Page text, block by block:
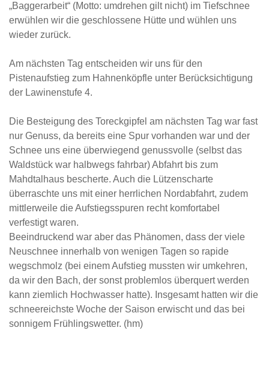
„Baggerarbeit“ (Motto: umdrehen gilt nicht) im Tiefschnee
erwühlen wir die geschlossene Hütte und wühlen uns
wieder zurück.
Am nächsten Tag entscheiden wir uns für den
Pistenaufstieg zum Hahnenköpfle unter Berücksichtigung
der Lawinenstufe 4.
Die Besteigung des Toreckgipfel am nächsten Tag war fast
nur Genuss, da bereits eine Spur vorhanden war und der
Schnee uns eine überwiegend genussvolle (selbst das
Waldstück war halbwegs fahrbar) Abfahrt bis zum
Mahdtalhaus bescherte. Auch die Lützenscharte
überraschte uns mit einer herrlichen Nordabfahrt, zudem
mittlerweile die Aufstiegsspuren recht komfortabel
verfestigt waren.
Beeindruckend war aber das Phänomen, dass der viele
Neuschnee innerhalb von wenigen Tagen so rapide
wegschmolz (bei einem Aufstieg mussten wir umkehren,
da wir den Bach, der sonst problemlos überquert werden
kann ziemlich Hochwasser hatte). Insgesamt hatten wir die
schneereichste Woche der Saison erwischt und das bei
sonnigem Frühlingswetter. (hm)